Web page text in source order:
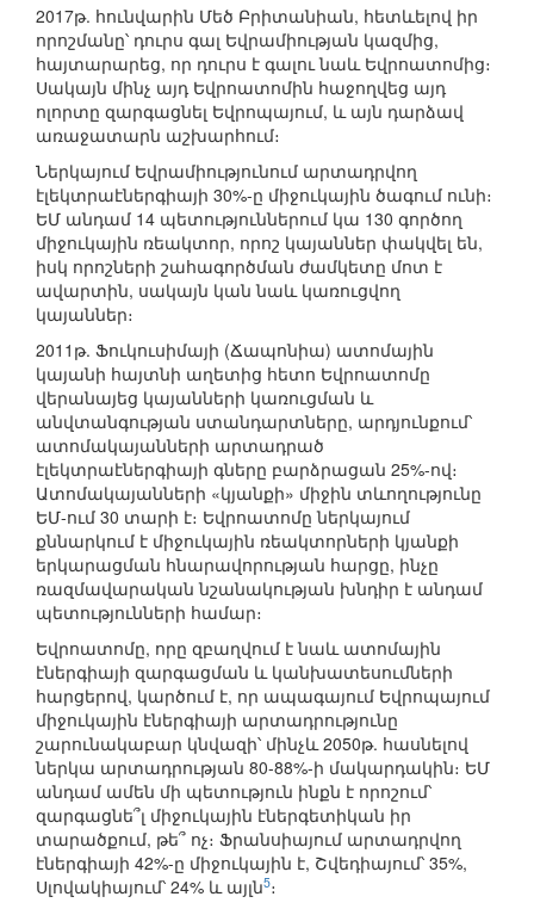
2017թ. հունվարին Մեծ Բրիտանիան, հետևելով իր
որոշմանը՝ դուրս գալ Եվրամիության կազմից,
հայտարարեց, որ դուրս է գալու նաև Եվրոատոմից։
Սակայն մինչ այդ Եվրոատոմին հաջողվեց այդ
ոլորտը զարգացնել Եվրոպայում, և այն դարձավ
առաջատարն աշխարհում։
Ներկայում Եվրամիությունում արտադրվող
էլեկտրաէներգիայի 30%-ը միջուկային ծագում ունի։
ԵՄ անդամ 14 պետություններում կա 130 գործող
միջուկային ռեակտոր, որոշ կայաններ փակվել են,
իսկ որոշների շահագործման ժամկետը մոտ է
ավարտին, սակայն կան նաև կառուցվող
կայաններ։
2011թ. Ֆուկուսիմայի (Ճապոնիա) ատոմային
կայանի հայտնի աղետից հետո Եվրոատոմը
վերանայեց կայանների կառուցման և
անվտանգության ստանդարտները, արդյունքում՝
ատոմակայանների արտադրած
էլեկտրաէներգիայի գները բարձրացան 25%-ով։
Ատոմակայանների «կյանքի» միջին տևողությունը
ԵՄ-ում 30 տարի է։ Եվրոատոմը ներկայում
քննարկում է միջուկային ռեակտորների կյանքի
երկարացման հնարավորության հարցը, ինչը
ռազմավարական նշանակության խնդիր է անդամ
պետությունների համար։
Եվրոատոմը, որը զբաղվում է նաև ատոմային
էներգիայի զարգացման և կանխատեսումների
հարցերով, կարծում է, որ ապագայում Եվրոպայում
միջուկային էներգիայի արտադրությունը
շարունակաբար կնվազի՝ մինչև 2050թ. հասնելով
ներկա արտադրության 80-88%-ի մակարդակին։ ԵՄ
անդամ ամեն մի պետություն ինքն է որոշում՝
զարգացնե՞լ միջուկային էներգետիկան իր
տարածքում, թե՞ ոչ։ Ֆրանսիայում արտադրվող
էներգիայի 42%-ը միջուկային է, Շվեդիայում՝ 35%,
Սլովակիայում՝ 24% և այլն5։